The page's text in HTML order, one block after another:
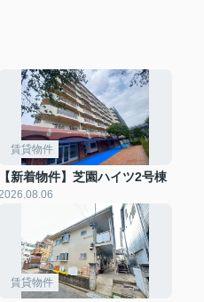
賃貸物件
【新着物件】芝園ハイツ2号棟
2026.08.06
賃貸物件